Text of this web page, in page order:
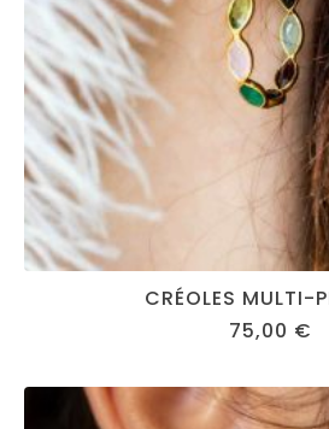
CRÉOLES MULTI-
75,00 €